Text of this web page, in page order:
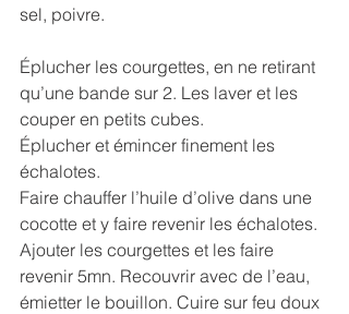
sel, poivre.
Éplucher les courgettes, en ne retirant
qu’une bande sur 2. Les laver et les
couper en petits cubes.
Éplucher et émincer finement les
échalotes.
Faire chauffer l’huile d’olive dans une
cocotte et y faire revenir les échalotes.
Ajouter les courgettes et les faire
revenir 5mn. Recouvrir avec de l’eau,
émietter le bouillon. Cuire sur feu doux